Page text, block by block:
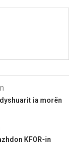
ia morën
KFOR-in